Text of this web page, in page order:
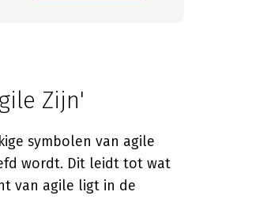
Zijn'
symbolen van agile
wordt. Dit leidt tot wat
van agile ligt in de